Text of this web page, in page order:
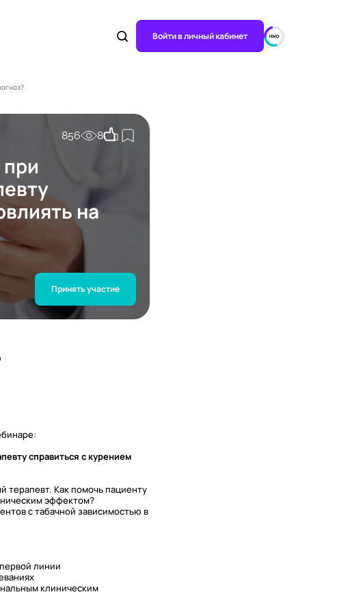
Войти в личный кабинет
856 8
на
Принять участие
справиться с курением
терапевт. Как помочь пациенту
эффектом?
с табачной зависимостью в
линии
клиническим